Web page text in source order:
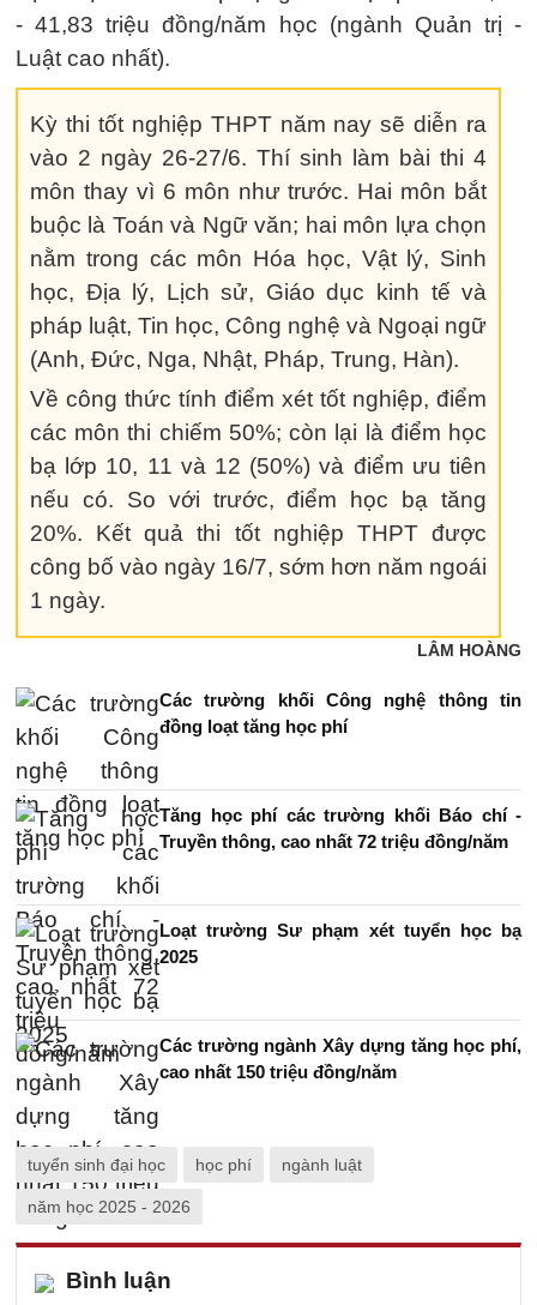
- 41,83 triệu đồng/năm học (ngành Quản trị -
Luật cao nhất).
Kỳ thi tốt nghiệp THPT năm nay sẽ diễn ra
vào 2 ngày 26-27/6. Thí sinh làm bài thi 4
môn thay vì 6 môn như trước. Hai môn bắt
buộc là Toán và Ngữ văn; hai môn lựa chọn
nằm trong các môn Hóa học, Vật lý, Sinh
học, Địa lý, Lịch sử, Giáo dục kinh tế và
pháp luật, Tin học, Công nghệ và Ngoại ngữ
(Anh, Đức, Nga, Nhật, Pháp, Trung, Hàn).
Về công thức tính điểm xét tốt nghiệp, điểm
các môn thi chiếm 50%; còn lại là điểm học
bạ lớp 10, 11 và 12 (50%) và điểm ưu tiên
nếu có. So với trước, điểm học bạ tăng
20%. Kết quả thi tốt nghiệp THPT được
công bố vào ngày 16/7, sớm hơn năm ngoái
1 ngày.
LÂM HOÀNG
Các trường khối Công nghệ thông tin
đồng loạt tăng học phí
Tăng học phí các trường khối Báo chí -
Truyền thông, cao nhất 72 triệu đồng/năm
Loạt trường Sư phạm xét tuyển học bạ
2025
Các trường ngành Xây dựng tăng học phí,
cao nhất 150 triệu đồng/năm
tuyển sinh đại học học phí ngành luật
năm học 2025 - 2026
Bình luận